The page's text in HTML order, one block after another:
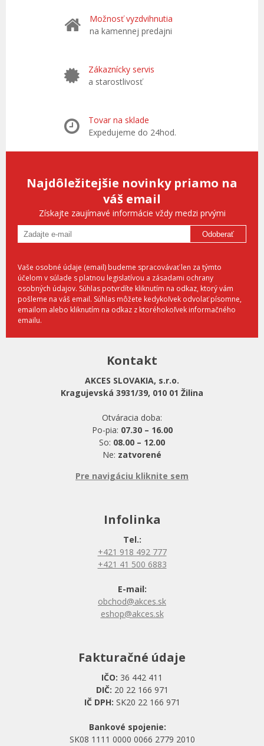
Možnosť vyzdvihnutia
na kamennej predajni
Zákaznícky servis
a starostlivosť
Tovar na sklade
Expedujeme do 24hod.
Najdôležitejšie novinky priamo na
váš email
Získajte zaujímavé informácie vždy medzi prvými
Odoberať
Vaše osobné údaje (email) budeme spracovávať len za týmto
účelom v súlade s platnou legislatívou a zásadami ochrany
osobných údajov. Súhlas potvrdíte kliknutím na odkaz, ktorý vám
pošleme na váš email. Súhlas môžete kedykoľvek odvolať písomne,
emailom alebo kliknutím na odkaz z ktoréhokoľvek informačného
emailu.
Kontakt
AKCES SLOVAKIA, s.r.o.
Kragujevská 3931/39, 010 01 Žilina
Otváracia doba:
Po-pia: 07.30 – 16.00
So: 08.00 – 12.00
Ne: zatvorené
Pre navigáciu kliknite sem
Infolinka
Tel.:
+421 918 492 777
+421 41 500 6883
E-mail:
obchod@akces.sk
eshop@akces.sk
Fakturačné údaje
IČO: 36 442 411
DIČ: 20 22 166 971
IČ DPH: SK20 22 166 971
Bankové spojenie:
SK08 1111 0000 0066 2779 2010